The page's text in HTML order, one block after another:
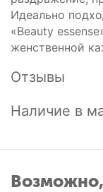
Идеально
«Beauty
женственной
Отзывы
Наличие в
Возможно,